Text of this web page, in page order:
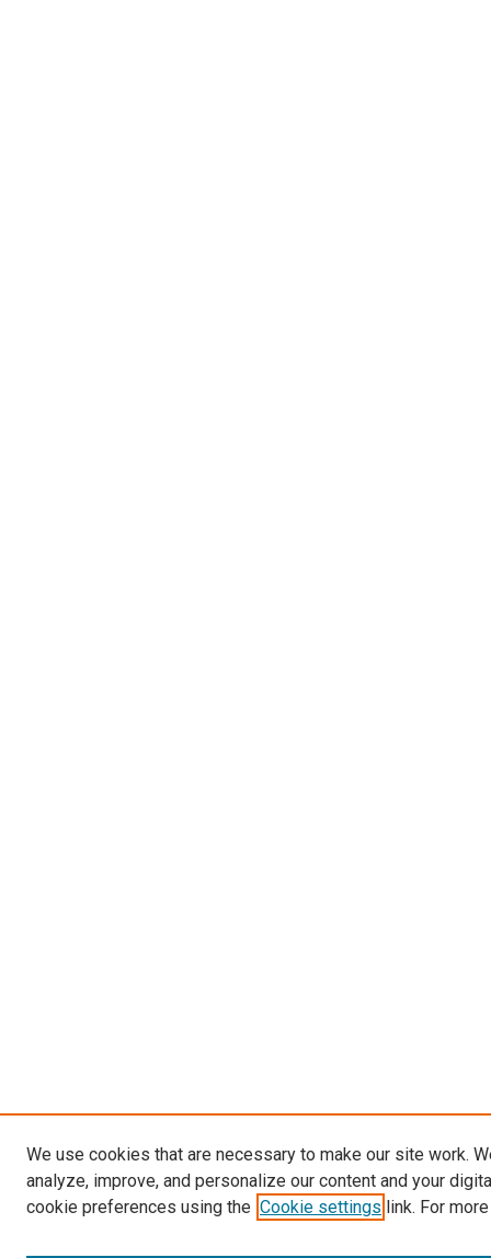
We use cookies that are necessary to make our site work.
analyze, improve, and personalize our content and your
cookie preferences using the Cookie settings link. For